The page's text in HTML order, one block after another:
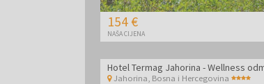
154 €
NAŠA CIJENA
Hotel Termag Jahorina - Wellness
Jahorina Bosna i Hercegovina